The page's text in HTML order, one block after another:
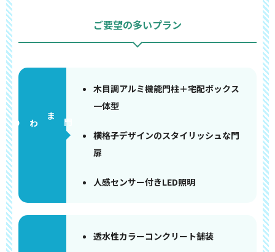
ご要望の多いプラン
門まわり
木目調アルミ機能門柱＋宅配ボックス
一体型
横格子デザインのスタイリッシュな門
扉
人感センサー付きLED照明
透水性カラーコンクリート舗装